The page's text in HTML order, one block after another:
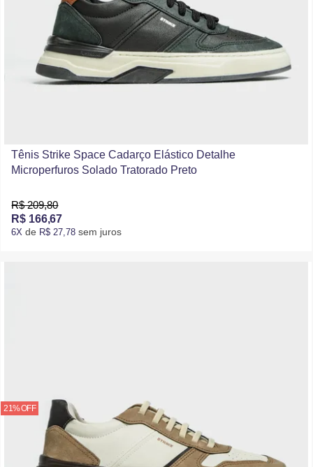
Tênis Strike Space Cadarço Elástico Detalhe
Microperfuros Solado Tratorado Preto
R$ 209,80
R$ 166,67
6X de R$ 27,78 sem juros
21% OFF